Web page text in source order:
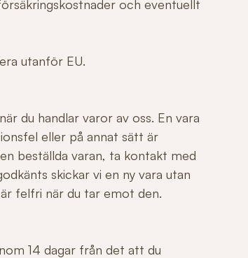
och eventuellt
utanför EU.
du handlar varor av oss. En vara
eller på annat sätt är
beställda varan, ta kontakt med
skickar vi en ny vara utan
felfri när du tar emot den.
14 dagar från det att du